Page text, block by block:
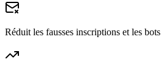
Réduit les fausses inscriptions et les bots